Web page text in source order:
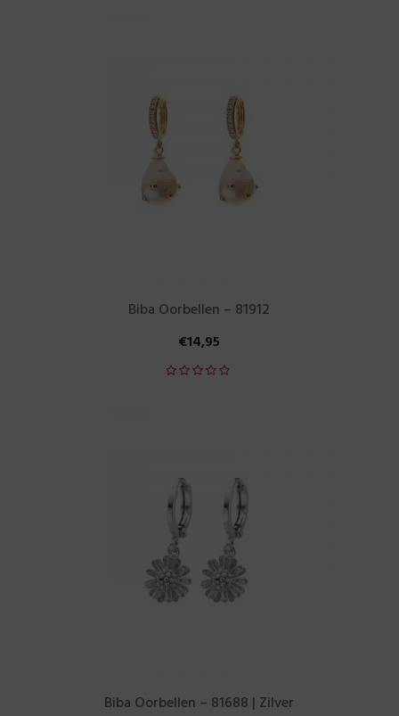
Biba Oorbellen – 81912
€14,95
Biba Oorbellen – 81688 | Zilver